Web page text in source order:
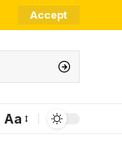
Accept
Font
Aa